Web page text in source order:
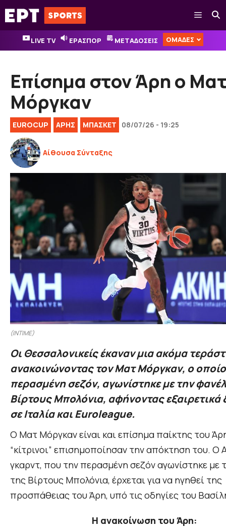
Μετάβαση
σε
περιεχόμενο
Μενού
LIVE TV ΕΡΑΣΠΟΡ ΜΕΤΑΔΟΣΕΙΣ ΟΜΑΔΕΣ
Επίσημα στον Άρη ο
Μόργκαν
EUROCUP ΑΡΗΣ ΜΠΑΣΚΕΤ 08/07/26 - 19:25
Αίθουσα Σύνταξης
(INTIME)
Οι Θεσσαλονικείς έκαναν μια ακόμα
ανακοινώνοντας τον Ματ Μόργκαν, ο
περασμένη σεζόν, αγωνίστηκε με την
Βίρτους Μπολόνια, αφήνοντας εξαιρετικά
σε Ιταλία και Euroleague.
Ο Ματ Μόργκαν είναι και επίσημα παίκτης του
“κίτρινοι” επισημοποίησαν την απόκτηση του. Ο
γκαρντ, που την περασμένη σεζόν αγωνίστηκε με
της Βίρτους Μπολόνια, έρχεται για να ηγηθεί της
προσπάθειας του Άρη, υπό τις οδηγίες του
Η ανακοίνωση του Άρη: